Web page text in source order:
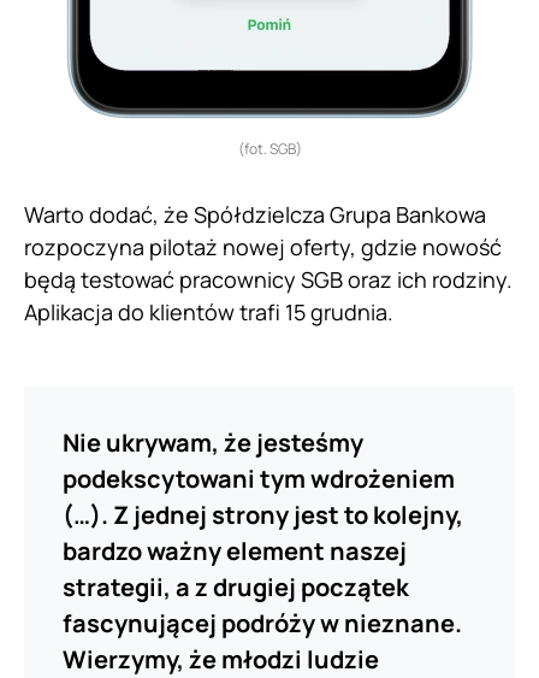
(fot. SGB)
Warto dodać, że Spółdzielcza Grupa Bankowa
rozpoczyna pilotaż nowej oferty, gdzie nowość
będą testować pracownicy SGB oraz ich rodziny.
Aplikacja do klientów trafi 15 grudnia.
Nie ukrywam, że jesteśmy
podekscytowani tym wdrożeniem
(…). Z jednej strony jest to kolejny,
bardzo ważny element naszej
strategii, a z drugiej początek
fascynującej podróży w nieznane.
Wierzymy, że młodzi ludzie